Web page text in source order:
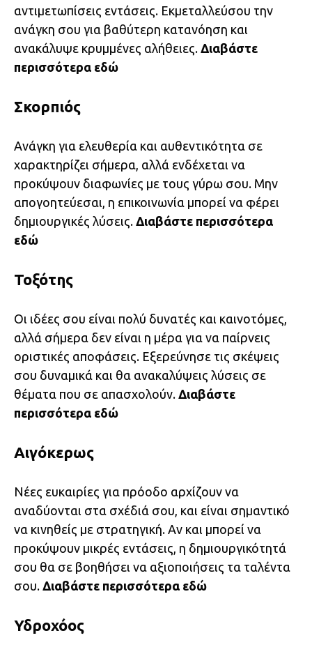
αντιμετωπίσεις εντάσεις. Εκμεταλλεύσου την
ανάγκη σου για βαθύτερη κατανόηση και
ανακάλυψε κρυμμένες αλήθειες. Διαβάστε
περισσότερα εδώ
Σκορπιός
Ανάγκη για ελευθερία και αυθεντικότητα σε
χαρακτηρίζει σήμερα, αλλά ενδέχεται να
προκύψουν διαφωνίες με τους γύρω σου. Μην
απογοητεύεσαι, η επικοινωνία μπορεί να φέρει
δημιουργικές λύσεις. Διαβάστε περισσότερα
εδώ
Τοξότης
Οι ιδέες σου είναι πολύ δυνατές και καινοτόμες,
αλλά σήμερα δεν είναι η μέρα για να παίρνεις
οριστικές αποφάσεις. Εξερεύνησε τις σκέψεις
σου δυναμικά και θα ανακαλύψεις λύσεις σε
θέματα που σε απασχολούν. Διαβάστε
περισσότερα εδώ
Αιγόκερως
Νέες ευκαιρίες για πρόοδο αρχίζουν να
αναδύονται στα σχέδιά σου, και είναι σημαντικό
να κινηθείς με στρατηγική. Αν και μπορεί να
προκύψουν μικρές εντάσεις, η δημιουργικότητά
σου θα σε βοηθήσει να αξιοποιήσεις τα ταλέντα
σου. Διαβάστε περισσότερα εδώ
Υδροχόος